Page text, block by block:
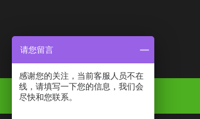
请您留言
感谢您的关注，当前客服人员不在
线，请填写一下您的信息，我们会
尽快和您联系。